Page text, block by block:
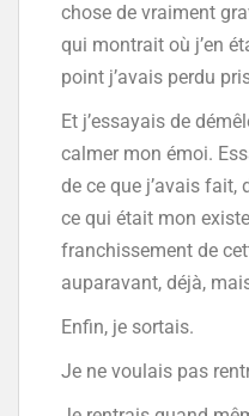
chose de vraiment
qui montrait où j’en
point j’avais perdu
Et j’essayais de
calmer mon émoi.
de ce que j’avais fait,
ce qui était mon
franchissement de
auparavant, déjà,
Enfin, je sortais.
Je ne voulais pas